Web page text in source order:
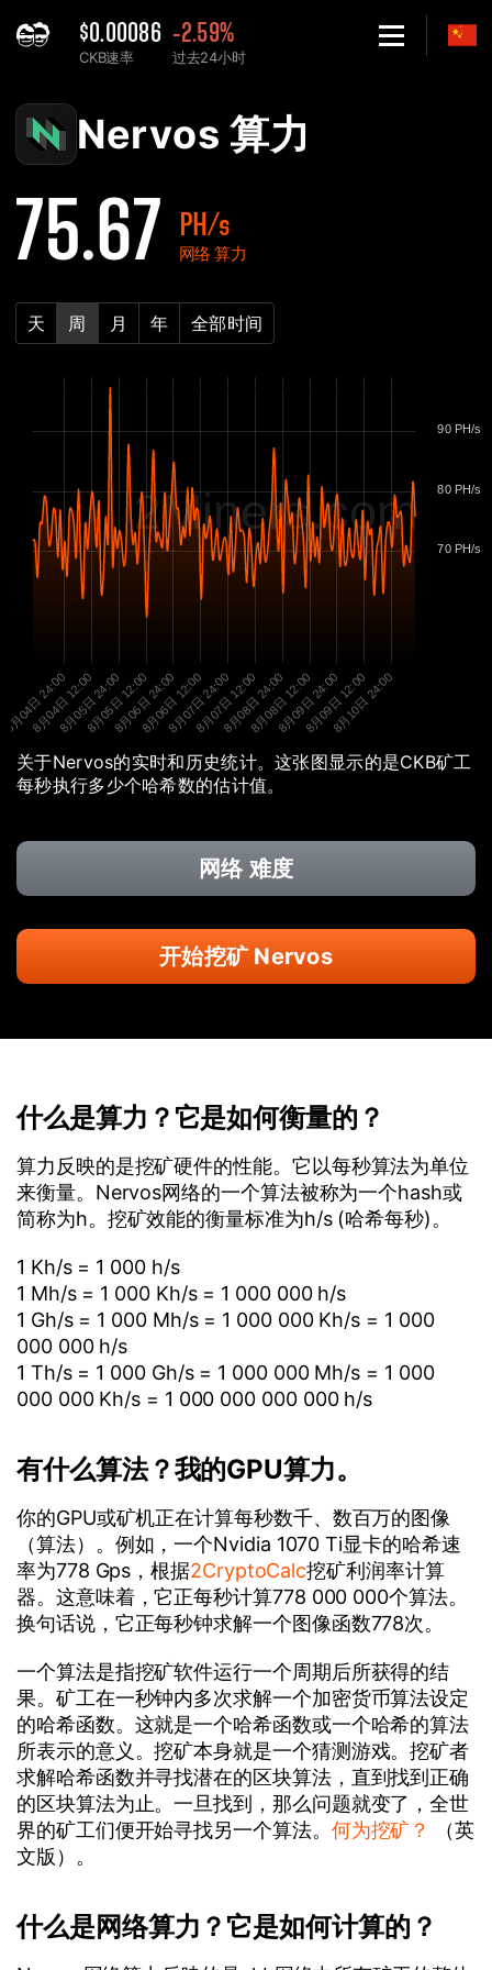
$0.00086
CKB速率
-2.59%
过去24小时
Nervos CKB 网络算力表 - 2Miners
Nervos 算力
75.67 PH/s
网络 算力
天 周 月 年 全部时间
2Miners.com
8月04日 24:00
8月04日 12:00
8月05日 24:00
8月05日 12:00
8月06日 24:00
8月06日 12:00
8月07日 24:00
8月07日 12:00
8月08日 24:00
8月08日 12:00
8月09日 24:00
8月09日 12:00
8月10日 24:00
70 PH/s
80 PH/s
90 PH/s
关于Nervos的实时和历史统计。这张图显示的是CKB矿工
每秒执行多少个哈希数的估计值。
网络 难度
开始挖矿 Nervos
什么是算力？它是如何衡量的？
算力反映的是挖矿硬件的性能。它以每秒算法为单位
来衡量。Nervos网络的一个算法被称为一个hash或
简称为h。挖矿效能的衡量标准为h/s (哈希每秒)。
1 Kh/s = 1 000 h/s
1 Mh/s = 1 000 Kh/s = 1 000 000 h/s
1 Gh/s = 1 000 Mh/s = 1 000 000 Kh/s = 1 000
000 000 h/s
1 Th/s = 1 000 Gh/s = 1 000 000 Mh/s = 1 000
000 000 Kh/s = 1 000 000 000 000 h/s
有什么算法？我的GPU算力。
你的GPU或矿机正在计算每秒数千、数百万的图像
（算法）。例如，一个Nvidia 1070 Ti显卡的哈希速
率为778 Gps，根据2CryptoCalc挖矿利润率计算
器。这意味着，它正每秒计算778 000 000个算法。
换句话说，它正每秒钟求解一个图像函数778次。
一个算法是指挖矿软件运行一个周期后所获得的结
果。矿工在一秒钟内多次求解一个加密货币算法设定
的哈希函数。这就是一个哈希函数或一个哈希的算法
所表示的意义。挖矿本身就是一个猜测游戏。挖矿者
求解哈希函数并寻找潜在的区块算法，直到找到正确
的区块算法为止。一旦找到，那么问题就变了，全世
界的矿工们便开始寻找另一个算法。 何为挖矿？
（英
文版）。
什么是网络算力？它是如何计算的？